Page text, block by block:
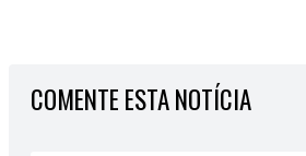
COMENTE ESTA NOTÍCIA